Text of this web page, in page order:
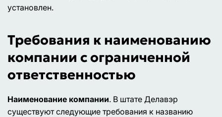
установлен.
Требования к наименованию
компании с ограниченной
ответственностью
Наименование компании. В штате Делавэр
существуют следующие требования к названию